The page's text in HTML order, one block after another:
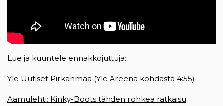
Lue ja kuuntele ennakkojuttuja:
Yle Uutiset Pirkanmaa (opens in a new tab)
(Yle Areena kohdasta 4:55)
Aamulehti: Kinky-Boots tähden rohkea ratkaisu